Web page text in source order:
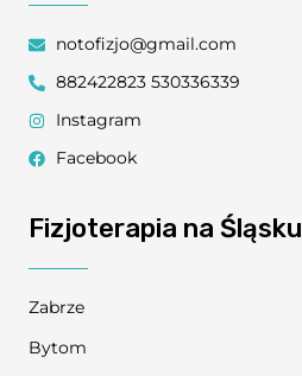
notofizjo@gmail.com
882422823 530336339
Instagram
Facebook
Fizjoterapia na Śląsku
Zabrze
Bytom